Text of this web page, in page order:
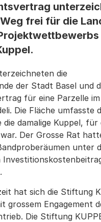
frei für die
die
der Stadt Basel und
für eine Parzelle
Die Fläche umfasste
die damalige Kuppel, für
Der Grosse Rat
unter
hat sich die Stiftung
grossem Engagement
Die Stiftung